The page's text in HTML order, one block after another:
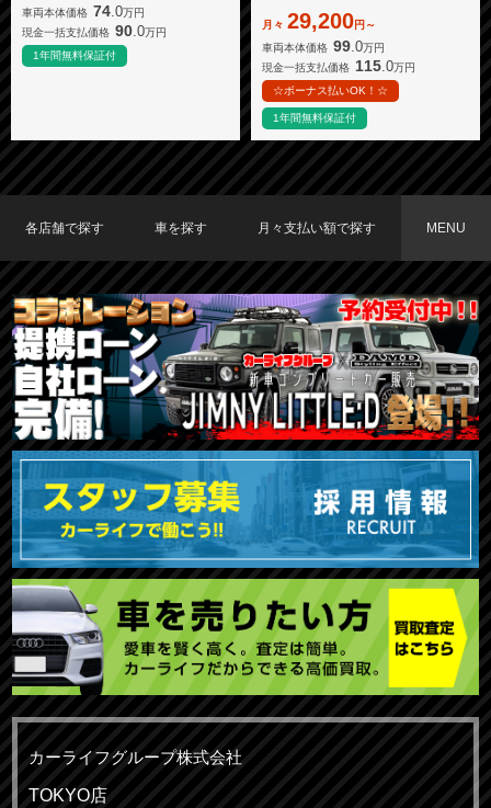
車両本体価格 74 .0万円
現金一括支払価格 90.0万円
1年間無料保証付
月々 29,200円～
車両本体価格 99 .0万円
現金一括支払価格 115.0万円
☆ボーナス払いOK！☆
1年間無料保証付
各店舗で探す
TOKYO店在庫車両
大阪店在庫車両
福岡店在庫車両
車を探す
車種で探す
メーカーで探す
月々支払い額で探す
〜19,999円
20,000円〜29,999円
30,000円〜39,999円
40,000円〜49,999円
50,000円〜
MENU
カーライフグループ株式会社
TOKYO店